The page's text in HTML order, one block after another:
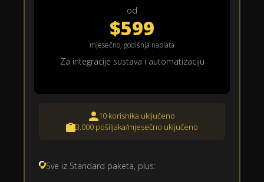
od
$599
mjesečno, godišnja naplata
Za integracije sustava i automatizaciju
10 korisnika uključeno
3.000 pošiljaka/mjesečno uključeno
Sve iz Standard paketa, plus: